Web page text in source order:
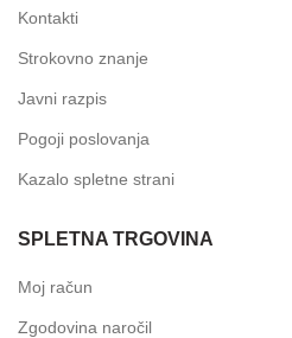
Kontakti
Strokovno znanje
Javni razpis
Pogoji poslovanja
Kazalo spletne strani
SPLETNA TRGOVINA
Moj račun
Zgodovina naročil